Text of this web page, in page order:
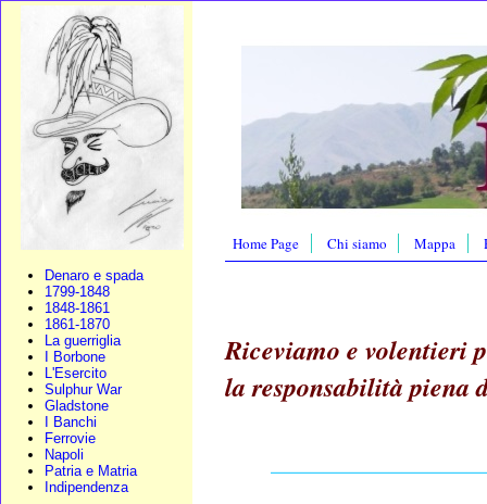
Denaro e spada
1799-1848
1848-1861
1861-1870
La guerriglia
I Borbone
L'Esercito
Sulphur War
Gladstone
I Banchi
Ferrovie
Napoli
Patria e Matria
Indipendenza
Home Page Chi siamo Mappa
Riceviamo e volentieri
la responsabilità piena